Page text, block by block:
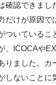
認できま
けが原因で
ついている
、ICOCAや
りました。
ないこと